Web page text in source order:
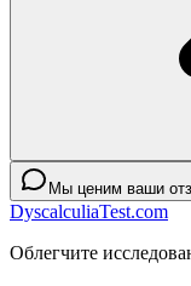
Мы ценим ваши
DyscalculiaTest.com
Облегчите